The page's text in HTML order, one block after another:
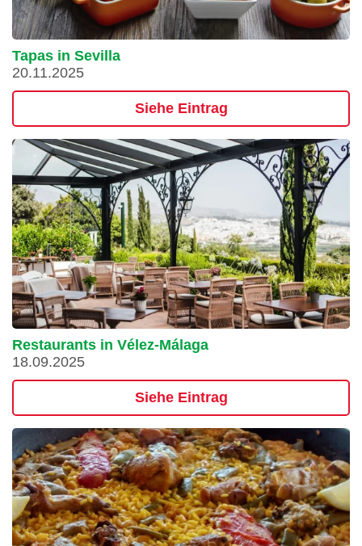
Tapas in Sevilla
20.11.2025
Siehe Eintrag
Restaurants in Vélez-Málaga
18.09.2025
Siehe Eintrag